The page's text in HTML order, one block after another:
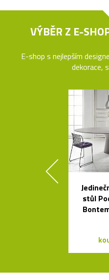
VÝBĚR Z E-
E-shop s nejlepším
dekorace,
stůl